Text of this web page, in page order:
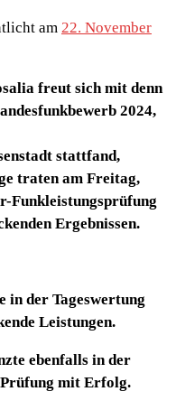
am 22. November
freut sich mit denn
2024,
stattfand,
traten am Freitag,
Funkleistungsprüfung
Ergebnissen.
in der Tageswertung
Leistungen.
ebenfalls in der
mit Erfolg.